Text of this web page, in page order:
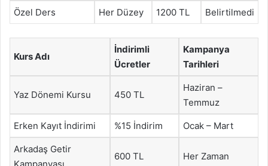
Özel Ders Her Düzey 1200 TL Belirtilmedi
Kurs Adı
İndirimli
Ücretler
Kampanya
Tarihleri
Yaz Dönemi Kursu 450 TL
Haziran –
Temmuz
Erken Kayıt İndirimi %15 İndirim Ocak – Mart
Arkadaş Getir
Kampanyası
600 TL Her Zaman